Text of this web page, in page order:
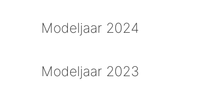
Modeljaar 2024
Modeljaar 2023